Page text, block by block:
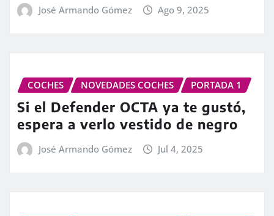
José Armando Gómez Ago 9, 2025
COCHES NOVEDADES COCHES PORTADA 1
Si el Defender OCTA ya te gustó,
espera a verlo vestido de negro
José Armando Gómez Jul 4, 2025